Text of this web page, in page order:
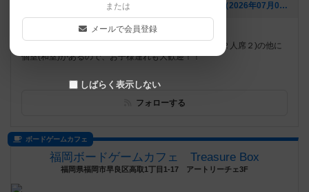
[NEW] ご予約でのご利用をおすすめするボードゲーム（2026年07月04日 11時59分）
遊べるボードゲーム
597個
岩手県奥州市水沢 4号線沿い テーブル席(４人席４・２人席２)の他に
個室(和室)があるので、お子様連れも大歓迎！！
フォローする
ボードゲームカフェ
福岡ボードゲームカフェ Treasure Box
福岡県福岡市早良区高取1丁目1-17 アートリーチェ3F
または
メールで会員登録
しばらく表示しない